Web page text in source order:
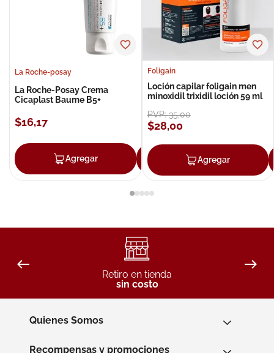
La Roche-posay
La Roche-Posay Crema
Cicaplast Baume B5+
$16,17
Agregar Agregar
Foligain
Loción capilar foligain men
minoxidil trixidil loción 59 ml
PVP:35,00
$28,00
Agregar
Retiro en tienda
sin costo
Quienes Somos
Recompensas y promociones